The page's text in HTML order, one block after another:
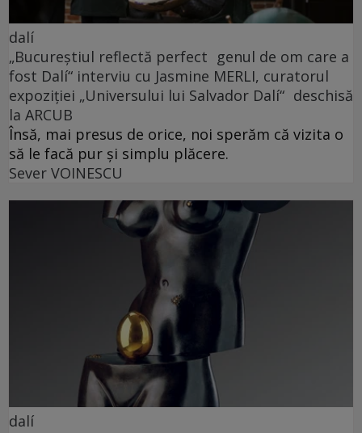
dalí
„Bucureștiul reflectă perfect genul de om care a
fost Dalí“ interviu cu Jasmine MERLI, curatorul
expoziției „Universului lui Salvador Dalí“ deschisă
la ARCUB
Însă, mai presus de orice, noi sperăm că vizita o
să le facă pur și simplu plăcere.
Sever VOINESCU
dalí